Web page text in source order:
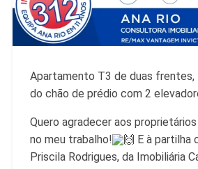
Apartamento T3 de duas frentes,
do chão de prédio com 2
Quero agradecer aos
no meu trabalho!
E à partilha
Priscila Rodrigues, da Imobiliária